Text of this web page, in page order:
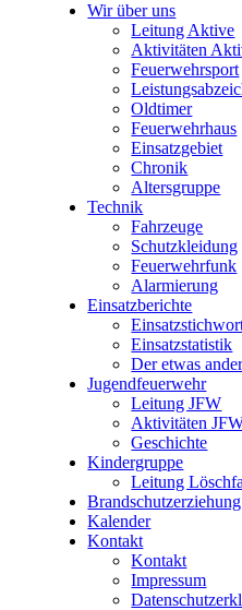
Wir über uns
Leitung Aktive
Aktivitäten
Feuerwehrsport
Oldtimer
Feuerwehrhaus
Einsatzgebiet
Chronik
Altersgruppe
Technik
Fahrzeuge
Schutzkleidung
Feuerwehrfunk
Alarmierung
Einsatzberichte
Einsatzstatistik
Der etwas
Jugendfeuerwehr
Leitung JFW
Aktivitäten
Geschichte
Kindergruppe
Leitung
Brandschutzerziehung
Kalender
Kontakt
Kontakt
Impressum